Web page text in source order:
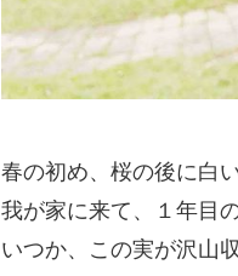
春の初め、桜の後に白
我が家に来て、１年目
いつか、この実が沢山